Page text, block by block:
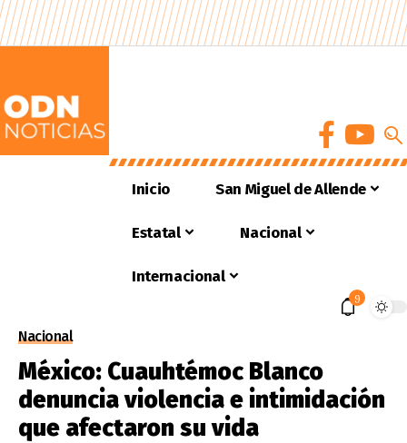
Inicio San Miguel de Allende
Estatal Nacional
Internacional
9
Nacional
México: Cuauhtémoc Blanco
denuncia violencia e intimidación
que afectaron su vida